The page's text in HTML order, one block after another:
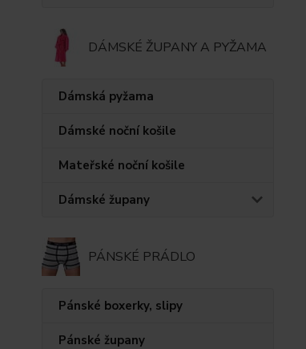
DÁMSKÉ ŽUPANY A PYŽAMA
Dámská pyžama
Dámské noční košile
Mateřské noční košile
Dámské župany
PÁNSKÉ PRÁDLO
Pánské boxerky, slipy
Pánské župany